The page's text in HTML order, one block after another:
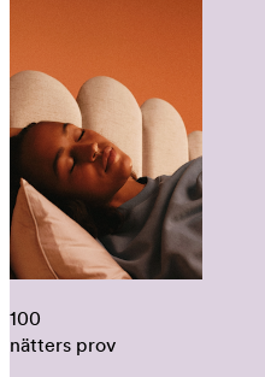
100
nätters prov